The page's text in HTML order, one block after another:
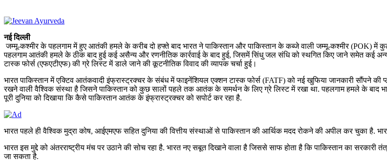
नई दिल्ली
जम्मू-कश्मीर के पहलगाम में हुए आतंकी हमले के करीब दो हफ्ते बाद भारत ने पाकिस्तान और पाकिस्तान के कब्जे वाली जम्मू-कश्मीर (POK) में
पहलगाम आतंकी हमले के ठीक बाद हुई कई असैन्य और रणनीतिक कार्रवाई के बाद हुई, जिसमें सिंधु जल संधि को स्थगित किए जाने समेत कई
टास्क फोर्स (एफएटीएफ) की ग्रे लिस्ट में डाले जाने की कूटनीतिक विवाद की व्यापक चर्चा हुई।
भारत पाकिस्तान में एक्टिव आतंकवादी इंफ्रास्ट्रक्चर के संबंध में फाइनेंशियल एक्शन टास्क फोर्स (FATF) को नई खुफिया जानकारी सौंपने की
रखने वाली वैश्विक संस्था है जिसने पाकिस्तान को कुछ सालों पहले तक आतंक के समर्थन के लिए ग्रे लिस्ट में रखा था. पहलगाम हमले के बाद
पूरी दुनिया को दिखाया कि कैसे पाकिस्तान आतंक के इंफ्रास्ट्रक्चर को सपोर्ट कर रहा है.
भारत पहले ही वैश्विक मुद्रा कोष, आईएमएफ सहित दुनिया की वित्तीय संस्थाओं से पाकिस्तान की आर्थिक मदद रोकने की अपील कर चुका है.
भारत इस मुद्दे को अंतरराष्ट्रीय मंच पर उठाने की सोच रहा है. भारत नए सबूत दिखाने वाला है जिससे साफ होता है कि पाकिस्तान का
जा सकता है.